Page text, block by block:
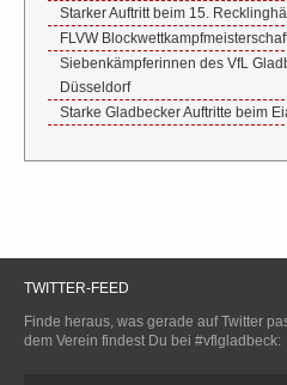
Starker Auftritt beim 15.
FLVW
Siebenkämpferinnen des VfL
Düsseldorf
Starke Gladbecker Auftritte beim
TWITTER-FEED
Finde heraus, was gerade auf Twitter
dem Verein findest Du bei #vflgladbeck: